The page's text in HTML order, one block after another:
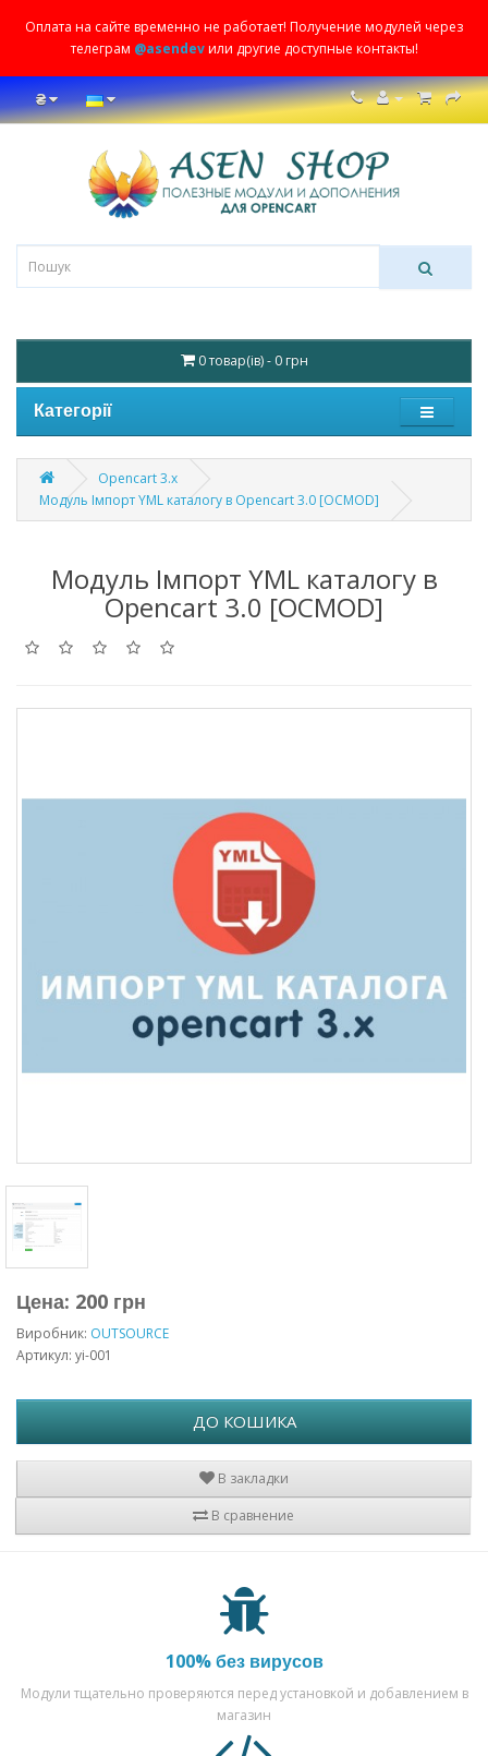
Оплата на сайте временно не работает! Получение модулей через
телеграм @asendevили другие доступные контакты!
₴
0 товар(ів) - 0 грн
Категорії
Opencart 3.x
Модуль Імпорт YML каталогу в Opencart 3.0 [OCMOD]
Модуль Імпорт YML каталогу в
Opencart 3.0 [OCMOD]
Цена: 200 грн
Виробник: OUTSOURCE
Артикул: yi-001
ДО КОШИКА
В закладки
В сравнение
100% без вирусов
Модули тщательно проверяются перед установкой и добавлением в
магазин